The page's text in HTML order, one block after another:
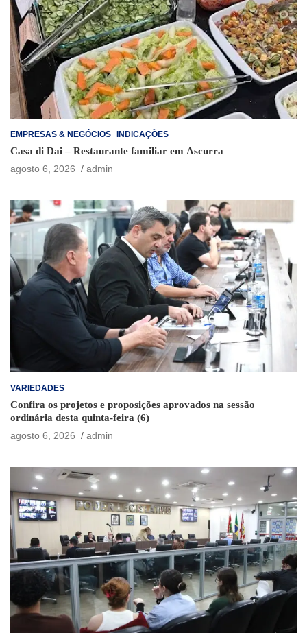
EMPRESAS & NEGÓCIOS INDICAÇÕES
Casa di Dai – Restaurante familiar em Ascurra
agosto 6, 2026
admin
VARIEDADES
Confira os projetos e proposições aprovados na sessão
ordinária desta quinta-feira (6)
agosto 6, 2026
admin